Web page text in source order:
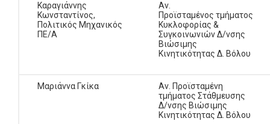
Καραγιάννης
Κωνσταντίνος,
Πολιτικός Μηχανικός
ΠΕ/Α
Αν.
Προϊσταμένος τμήματος
Κυκλοφορίας &
Συγκοινωνιών Δ/νσης
Βιώσιμης
Κινητικότητας Δ. Βόλου
Μαριάννα Γκίκα
Αν. Προϊσταμένη
τμήματος Στάθμευσης
Δ/νσης Βιώσιμης
Κινητικότητας Δ. Βόλου